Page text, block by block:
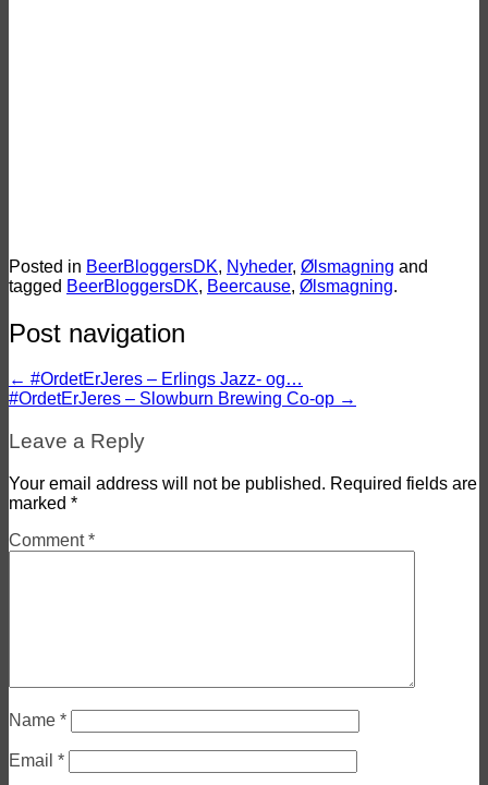
Posted in BeerBloggersDK, Nyheder, Ølsmagning and
tagged BeerBloggersDK, Beercause, Ølsmagning.
Post navigation
← #OrdetErJeres – Erlings Jazz- og…
#OrdetErJeres – Slowburn Brewing Co-op →
Leave a Reply
Your email address will not be published. Required fields are
marked *
Comment*
Name *
Email *